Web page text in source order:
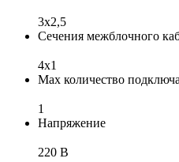
3х2,5
Сечения межблочного
4х1
Max количество
1
Напряжение
220 В